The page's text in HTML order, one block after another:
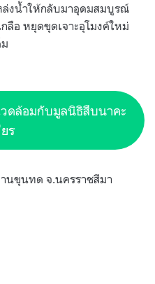
งน้ำให้กลับมาอุดมสมบูรณ์
ลือ หยุดขุดเจาะอุโมงค์ใหม่
ดล้อมกับมูลนิธิสืบนาคะ
ร
นขุนทด จ.นครราชสีมา